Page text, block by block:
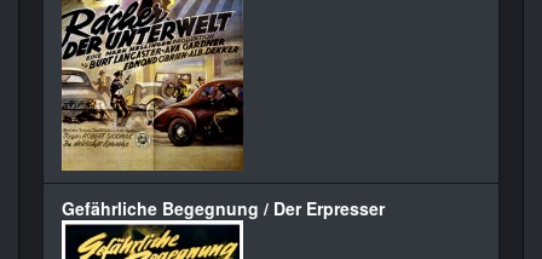
Gefährliche Begegnung / Der Erpresser